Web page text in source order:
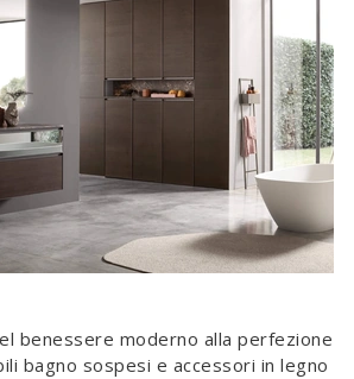
benessere moderno alla perfezione
bagno sospesi e accessori in legno